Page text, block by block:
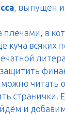
, выпущен
плечами, в
куча всяких
можно читать
и добавим